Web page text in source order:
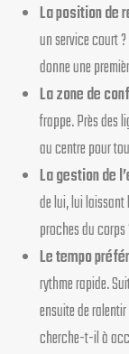
La position de
un service court
donne une
La zone de
frappe. Près des
au centre pour
La gestion de
de lui, lui laissant
proches du
Le tempo
rythme rapide.
ensuite de
cherche-t-il à